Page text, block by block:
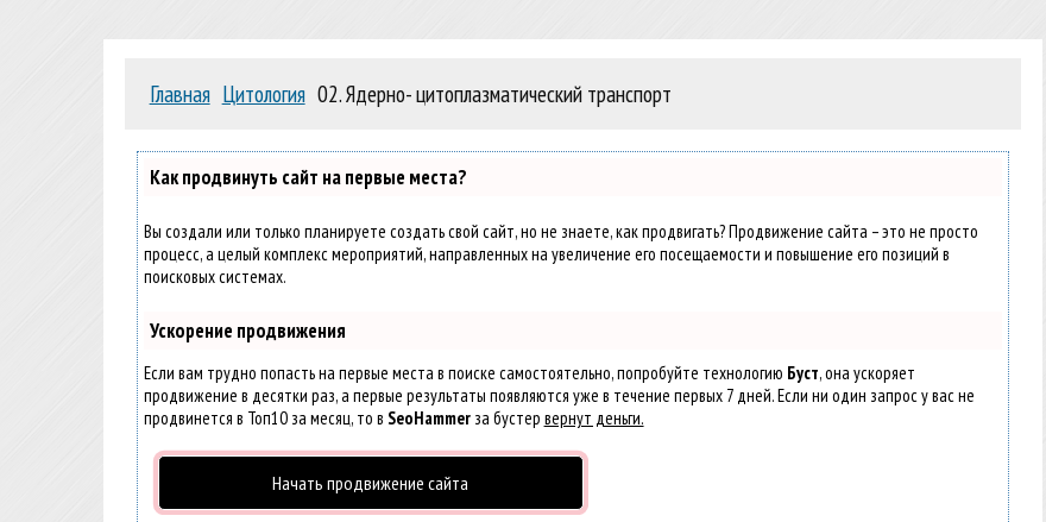
Главная Цитология 02. Ядерно- цитоплазматический транспорт
Как продвинуть сайт на первые места?
Вы создали или только планируете создать свой сайт, но не знаете, как продвигать? Продвижение сайта – это не просто
процесс, а целый комплекс мероприятий, направленных на увеличение его посещаемости и повышение его позиций в
поисковых системах.
Ускорение продвижения
Если вам трудно попасть на первые места в поиске самостоятельно, попробуйте технологию Буст, она ускоряет
продвижение в десятки раз, а первые результаты появляются уже в течение первых 7 дней. Если ни один запрос у вас не
продвинется в Топ10 за месяц, то в SeoHammerза бустер вернут деньги.
Начать продвижение сайта